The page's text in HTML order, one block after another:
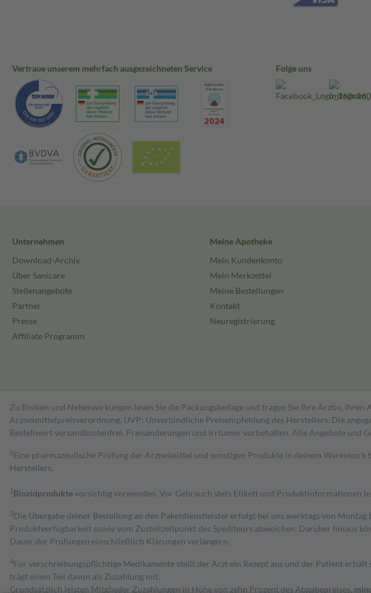
Vertraue unserem mehrfach ausgezeichneten Service Folge uns
Unternehmen
Download-Archiv
Über Sanicare
Stellenangebote
Partner
Presse
Affiliate Programm
Meine Apotheke
Mein Kundenkonto
Mein Merkzettel
Meine Bestellungen
Kontakt
Neuregistrierung
Zu Risiken und Nebenwirkungen lesen Sie die Packungsbeilage und fragen Sie Ihre Ärztin,
Arzneimittelpreisverordnung. UVP: Unverbindliche Preisempfehlung des Herstellers. Die
Bestell­wert versand­kosten­frei. Preisänderungen und Irrtümer vorbehalten. Alle Angebote und
1 Eine pharmazeutische Prüfung der Arzneimittel und sonstigen Produkte in deinem
Herstellers.
2Biozidproduktevorsichtig verwenden. Vor Gebrauch stets Etikett und Produktinformationen
3Die Übergabe deiner Bestellung an den Paketdienstleister erfolgt bei uns werktags von
Produktverfügbarkeit sowie vom Zustellzeitpunkt des Spediteurs abweichen. Darüber hinaus
Dauer der Prüfungen einschließlich Klärungen verlängern.
4Für verschreibungspflichtige Medikamente stellt der Arzt ein Rezept aus und der Patient
trägt einen Teil davon als Zuzahlung mit.
Grundsätzlich leisten Mitglieder Zuzahlungen in Höhe von zehn Prozent des Abgabepreises,